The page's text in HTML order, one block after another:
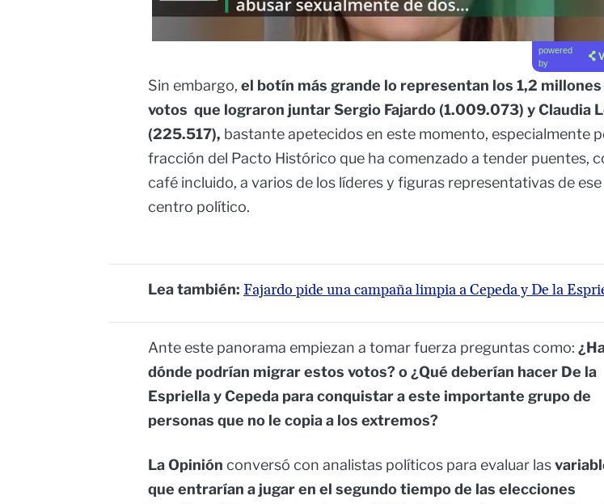
powered
by
Sin embargo, el botín más grande lo representan los 1,2 millones
votos que lograron juntar Sergio Fajardo (1.009.073) y Claudia
(225.517), bastante apetecidos en este momento, especialmente
fracción del Pacto Histórico que ha comenzado a tender puentes,
café incluido, a varios de los líderes y figuras representativas de ese
centro político.
Lea también: Fajardo pide una campaña limpia a Cepeda y De la
Ante este panorama empiezan a tomar fuerza preguntas como:
dónde podrían migrar estos votos? o ¿Qué deberían hacer De la
Espriella y Cepeda para conquistar a este importante grupo de
personas que no le copia a los extremos?
La Opinión conversó con analistas políticos para evaluar las
que entrarían a jugar en el segundo tiempo de las elecciones